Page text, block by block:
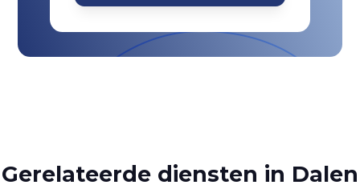
Gerelateerde diensten in Dalen